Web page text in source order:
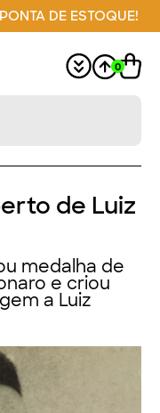
DE ESTOQUE!
0
de Luiz
medalha de
e criou
a Luiz